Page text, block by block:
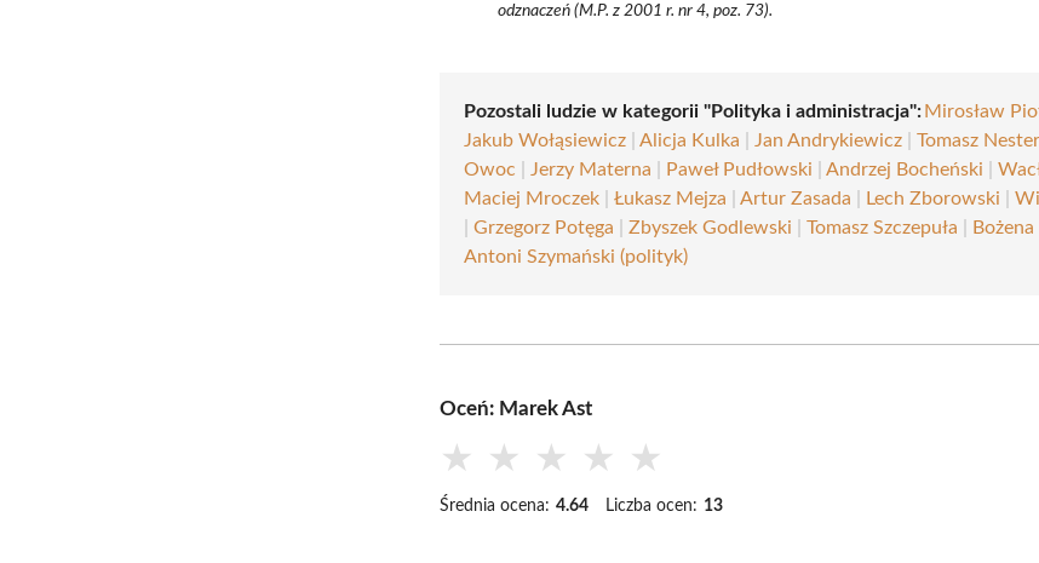
odznaczeń (M.P. z 2001 r. nr 4, poz. 73).
Pozostali ludzie w kategorii "Polityka i administracja":Mirosław
Jakub Wołąsiewicz |Alicja Kulka Jan Andrykiewicz |Tomasz
Owoc
Jerzy Materna Paweł Pudłowski |Andrzej Bocheński |
Maciej Mroczek |Łukasz Mejza |Artur Zasada Lech Zborowski |
|Grzegorz Potęga |Zbyszek Godlewski |Tomasz Szczepuła
Antoni Szymański (polityk)
Oceń: Marek Ast
★ ★ ★ ★ ★
Średnia ocena: 4.64 Liczba ocen: 13